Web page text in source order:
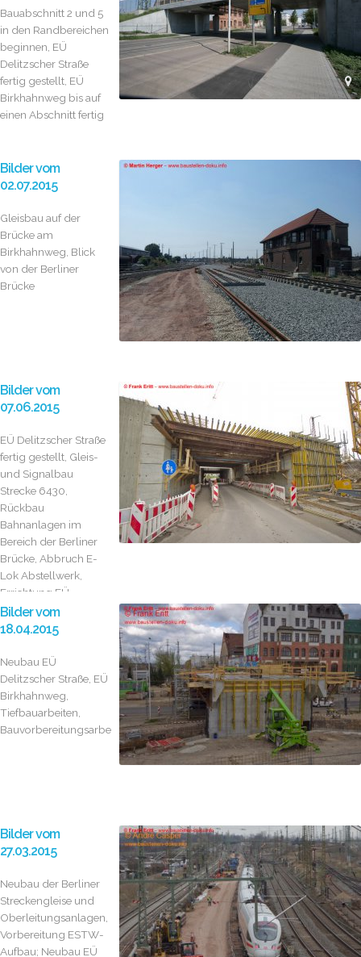
Bauabschnitt 2 und 5
in den Randbereichen
beginnen, EÜ
Delitzscher Straße
fertig gestellt, EÜ
Birkhahnweg bis auf
einen Abschnitt fertig
Bilder vom
02.07.2015
Gleisbau auf der
Brücke am
Birkhahnweg, Blick
von der Berliner
Brücke
Bilder vom
07.06.2015
EÜ Delitzscher Straße
fertig gestellt, Gleis-
und Signalbau
Strecke 6430,
Rückbau
Bahnanlagen im
Bereich der Berliner
Brücke, Abbruch E-
Lok Abstellwerk,
Errichtung EÜ...
Bilder vom
18.04.2015
Neubau EÜ
Delitzscher Straße, EÜ
Birkhahnweg,
Tiefbauarbeiten,
Bauvorbereitungsarbeiten
Bilder vom
27.03.2015
Neubau der Berliner
Streckengleise und
Oberleitungsanlagen,
Vorbereitung ESTW-
Aufbau; Neubau EÜ